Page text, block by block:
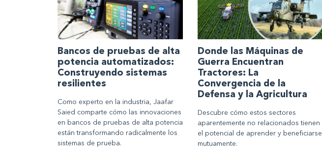
Bancos de pruebas de alta
potencia automatizados:
Construyendo sistemas
resilientes
Como experto en la industria, Jaafar
Saied comparte cómo las innovaciones
en bancos de pruebas de alta potencia
están transformando radicalmente los
sistemas de prueba.
Donde las Máquinas de
Guerra Encuentran
Tractores: La
Convergencia de la
Defensa y la Agricultura
Descubre cómo estos sectores
aparentemente no relacionados tienen
el potencial de aprender y beneficiarse
mutuamente.